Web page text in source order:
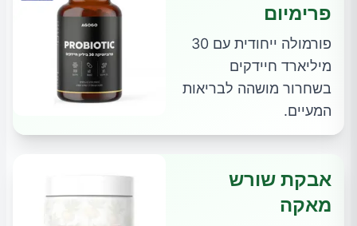
פרימיום
פורמולה ייחודית עם 30
מיליארד חיידקים
בשחרור מושהה לבריאות
המעיים.
אבקת שורש
מאקה